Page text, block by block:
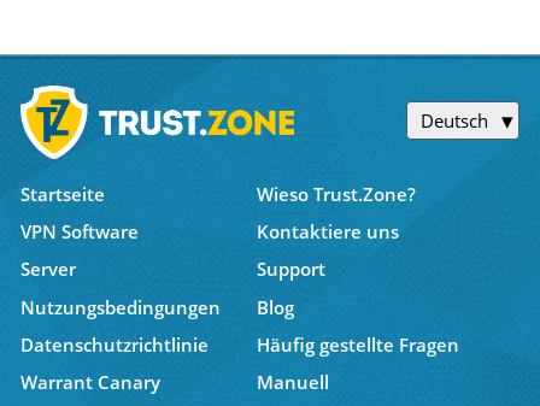
Deutsch
Startseite
Wieso Trust.Zone?
VPN Software
Kontaktiere uns
Server
Support
Nutzungsbedingungen
Blog
Datenschutzrichtlinie
Häufig gestellte Fragen
Warrant Canary
Manuell